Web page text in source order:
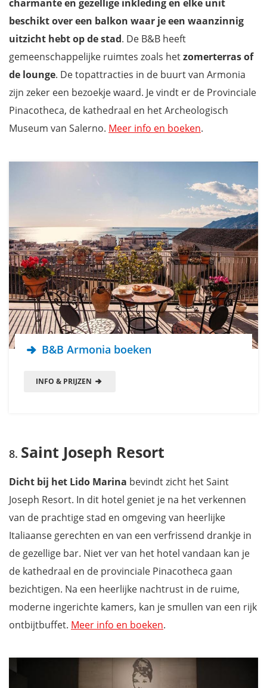
charmante en gezellige inkleding en elke unit
beschikt over een balkon waar je een waanzinnig
uitzicht hebt op de stad. De B&B heeft
gemeenschappelijke ruimtes zoals hetzomerterras of
de lounge. De topattracties in de buurt van Armonia
zijn zeker een bezoekje waard. Je vindt er de Provinciale
Pinacotheca, de kathedraal en het Archeologisch
Museum van Salerno. Meer info en boeken.
B&B Armonia boeken
INFO & PRIJZEN
Saint Joseph Resort
Dicht bij het Lido Marina bevindt zicht het Saint
Joseph Resort. In dit hotel geniet je na het verkennen
van de prachtige stad en omgeving van heerlijke
Italiaanse gerechten en van een verfrissend drankje in
de gezellige bar. Niet ver van het hotel vandaan kan je
de kathedraal en de provinciale Pinacotheca gaan
bezichtigen. Na een heerlijke nachtrust in de ruime,
moderne ingerichte kamers, kan je smullen van een rijk
ontbijtbuffet. Meer info en boeken.